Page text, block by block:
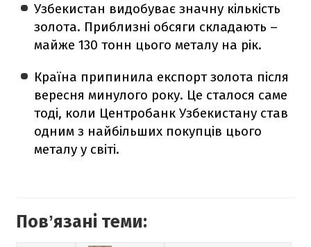
Узбекистан видобуває значну кількість
золота. Приблизні обсяги складають –
майже 130 тонн цього металу на рік.
Країна припинила експорт золота після
вересня минулого року. Це сталося саме
тоді, коли Центробанк Узбекистану став
одним з найбільших покупців цього
металу у світі.
Повʼязані теми: